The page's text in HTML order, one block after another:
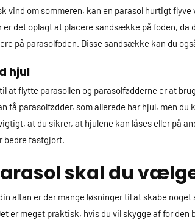
vind om sommeren, kan en parasol hurtigt
er det oplagt at placere sandsække på foden,
på parasolfoden. Disse sandsække kan du
hjul
at flytte parasollen og parasolfødderne er at
få parasolfødder, som allerede har hjul, men
at du sikrer, at hjulene kan låses eller på
bedre fastgjort.
skal du
altan er der mange løsninger til at skabe
er meget praktisk, hvis du vil skygge af for